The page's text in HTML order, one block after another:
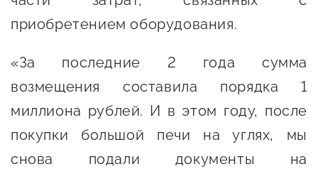
Контакты
Вакансии
приобретением оборудования.
«За последние 2 года сумма
возмещения составила порядка 1
миллиона рублей. И в этом году, после
покупки большой печи на углях, мы
снова подали документы на